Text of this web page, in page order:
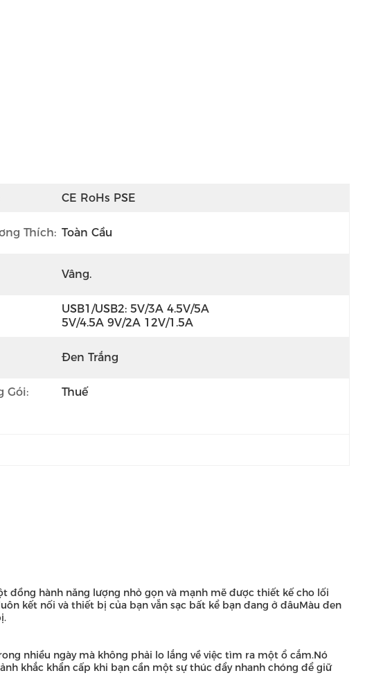
CE RoHs PSE
Thích: Toàn Cầu
Vâng.
USB1/USB2: 5V/3A 4.5V/5A
5V/4.5A 9V/2A 12V/1.5A
Đen Trắng
Gói: Thuế
hành năng lượng nhỏ gọn và mạnh mẽ được thiết kế cho lối
kết nối và thiết bị của bạn vẫn sạc bất kể bạn đang ở đâuMàu đen
nhiều ngày mà không phải lo lắng về việc tìm ra một ổ cắm.Nó
khắc khẩn cấp khi bạn cần một sự thúc đẩy nhanh chóng để giữ